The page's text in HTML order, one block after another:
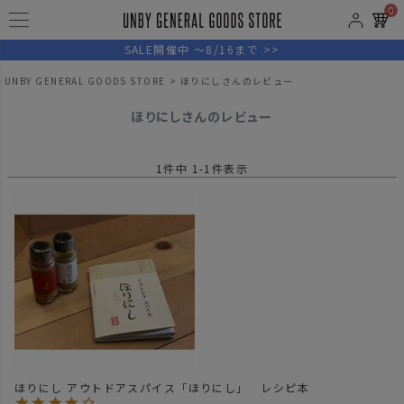
0
SALE開催中 ～8/16まで >>
UNBY GENERAL GOODS STORE ほりにしさんのレビュー
ほりにしさんのレビュー
1件中 1 -1 件表示
ほりにし アウトドアスパイス「ほりにし」 レシピ本